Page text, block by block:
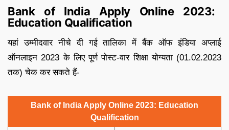
Bank of India Apply Online 2023:
Education Qualification
यहां उम्मीदवार नीचे दी गई तालिका में बैंक ऑफ इंडिया अप्लाई
ऑनलाइन 2023 के लिए पूर्ण पोस्ट-वार शिक्षा योग्यता (01.02.2023
तक) चेक कर सकते हैं-
Bank of India Apply Online 2023: Education
Qualification